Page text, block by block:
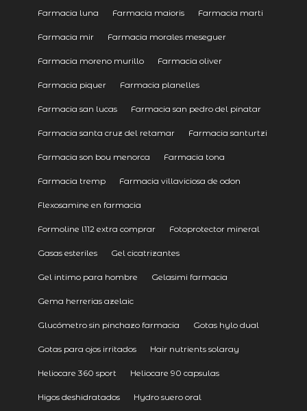
Farmacia luna Farmacia maioris Farmacia marti
Farmacia mir Farmacia morales meseguer
Farmacia moreno murillo Farmacia oliver
Farmacia piquer Farmacia planelles
Farmacia san lucas Farmacia san pedro del pinatar
Farmacia santa cruz del retamar Farmacia santurtzi
Farmacia son bou menorca Farmacia tona
Farmacia tremp Farmacia villaviciosa de odon
Flexosamine en farmacia
Formoline l112 extra comprar Fotoprotector mineral
Gasas esteriles Gel cicatrizantes
Gel intimo para hombre Gelasimi farmacia
Gema herrerias azelaic
Glucómetro sin pinchazo farmacia Gotas hylo dual
Gotas para ojos irritados Hair nutrients solaray
Heliocare 360 sport Heliocare 90 capsulas
Higos deshidratados Hydro suero oral